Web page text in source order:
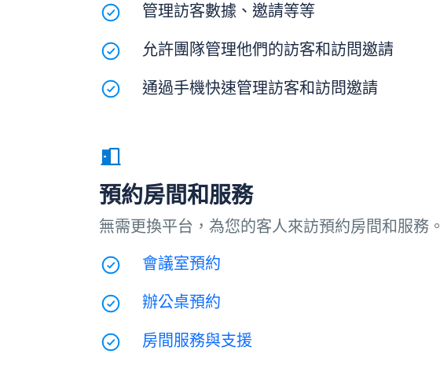
管理訪客數據、邀請等等
允許團隊管理他們的訪客和訪問邀請
通過手機快速管理訪客和訪問邀請
預約房間和服務
無需更換平台，為您的客人來訪預約房間和服務。
會議室預約
辦公桌預約
房間服務與支援